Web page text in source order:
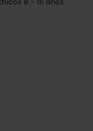
8 - 16 años